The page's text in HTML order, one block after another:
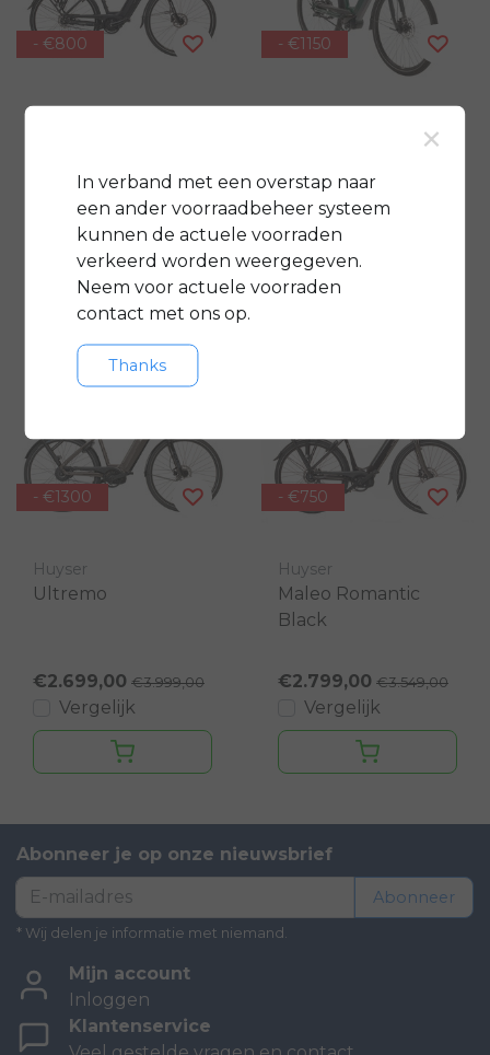
- €800
€2.599,00 €3.399,00
Vergelijk
- €1150
€2.599,00
Vergelijk
- €1300
Huyser
Ultremo
€2.699,00 €3.999,00
Vergelijk
- €750
Huyser
Maleo Romantic
Black
€2.799,00 €3.549,00
Vergelijk
Abonneer je op onze nieuwsbrief
Abonneer
* Wij delen je informatie met niemand.
Mijn account
Inloggen
Klantenservice
×
In verband met een overstap naar
een ander voorraadbeheer systeem
kunnen de actuele voorraden
verkeerd worden weergegeven.
Neem voor actuele voorraden
contact met ons op.
Thanks